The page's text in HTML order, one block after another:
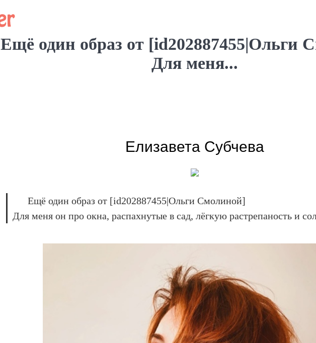
Ещё один образ от [id202887455|Ольги
Для меня...
Елизавета Субчева
Ещё один образ от [id202887455|Ольги Смолиной]
Для меня он про окна, распахнутые в сад, лёгкую растрепаность и